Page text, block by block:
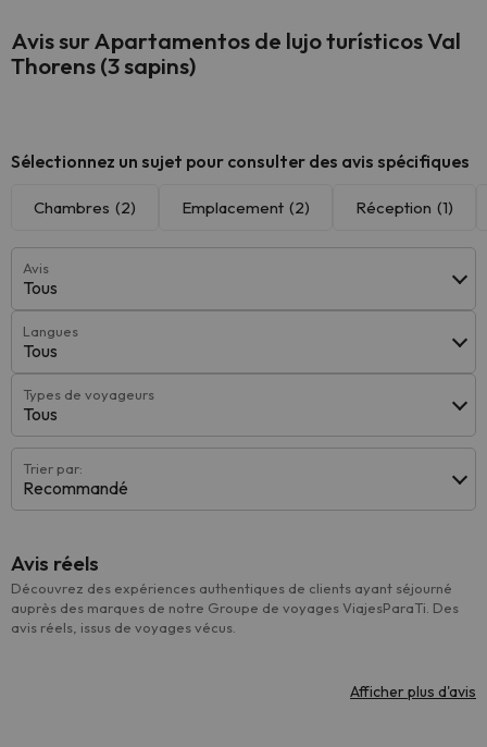
Avis sur Apartamentos de lujo turísticos Val
Thorens (3 sapins)
Sélectionnez un sujet pour consulter des avis spécifiques
Chambres (2) Emplacement (2) Réception (1)
Avis
Tous
Langues
Tous
Types de voyageurs
Tous
Trier par:
Recommandé
Avis réels
Découvrez des expériences authentiques de clients ayant séjourné
auprès des marques de notre Groupe de voyages ViajesParaTi. Des
avis réels, issus de voyages vécus.
Afficher plus d'avis